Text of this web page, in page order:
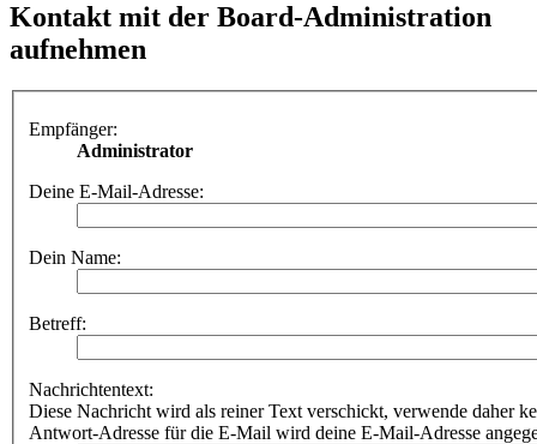
Kontakt mit der Board-Administration
aufnehmen
Empfänger:
Administrator
Deine E-Mail-Adresse:
Dein Name:
Betreff:
Nachrichtentext:
Diese Nachricht wird als reiner Text verschickt, verwende daher
Antwort-Adresse für die E-Mail wird deine E-Mail-Adresse